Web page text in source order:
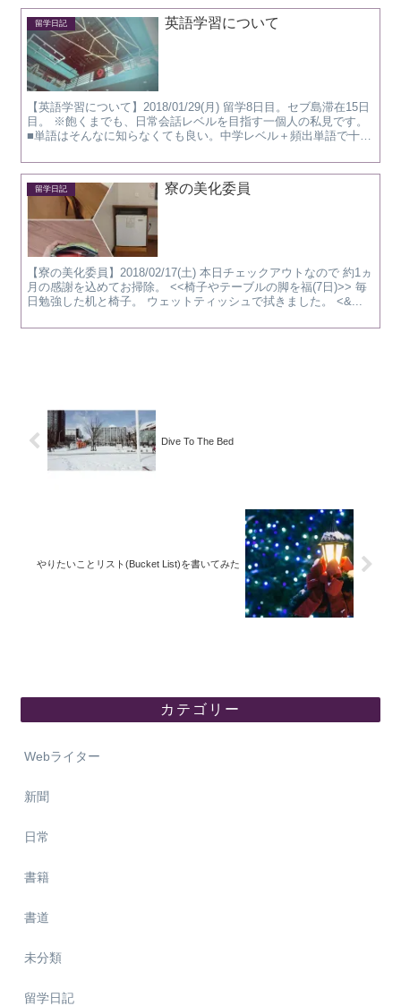
留学日記 英語学習について
【英語学習について】2018/01/29(月) 留学8日目。セブ島滞在15日
目。 ※飽くまでも、日常会話レベルを目指す一個人の私見です。
■単語はそんなに知らなくても良い。中学レベル＋頻出単語で十分
留学日記 寮の美化委員
【寮の美化委員】2018/02/17(土) 本日チェックアウトなので 約1ヵ
月の感謝を込めてお掃除。 <<椅子やテーブルの脚を福(7日)>> 毎
日勉強した机と椅子。 ウェットティッシュで拭きました。 <&...
Dive To The Bed
やりたいことリスト(Bucket List)を書いてみた
カテゴリー
Webライター
新聞
日常
書籍
書道
未分類
留学日記